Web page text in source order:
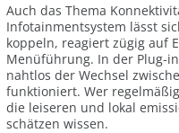
Auch das Thema
Infotainmentsystem lässt
koppeln, reagiert zügig auf
Menüführung. In der Plug-
nahtlos der Wechsel
funktioniert. Wer
die leiseren und lokal
schätzen wissen.